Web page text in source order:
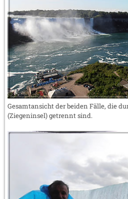
Gesamtansicht der beiden Fälle, die
(Ziegeninsel) getrennt sind.